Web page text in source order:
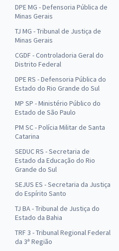
DPE MG - Defensoria Pública de
Minas Gerais
TJ MG - Tribunal de Justiça de
Minas Gerais
CGDF - Controladoria Geral do
Distrito Federal
DPE RS - Defensoria Pública do
Estado do Rio Grande do Sul
MP SP - Ministério Público do
Estado de São Paulo
PM SC - Polícia Militar de Santa
Catarina
SEDUC RS - Secretaria de
Estado da Educação do Rio
Grande do Sul
SEJUS ES - Secretaria da Justiça
do Espírito Santo
TJ BA - Tribunal de Justiça do
Estado da Bahia
TRF 3 - Tribunal Regional Federal
da 3ª Região